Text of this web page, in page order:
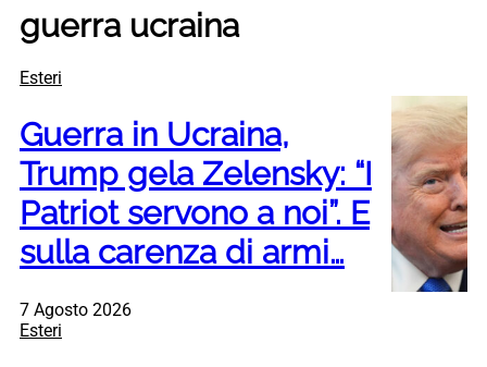
guerra ucraina
Esteri
Guerra in Ucraina,
Trump gela Zelensky: “I
Patriot servono a noi”. E
sulla carenza di armi…
7 Agosto 2026
Esteri